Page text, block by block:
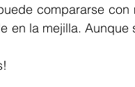
compararse con
en la mejilla.